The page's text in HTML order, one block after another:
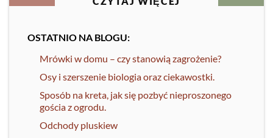
OSTATNIO NA BLOGU:
Mrówki w domu – czy stanowią zagrożenie?
Osy i szerszenie biologia oraz ciekawostki.
Sposób na kreta, jak się pozbyć nieproszonego
gościa z ogrodu.
Odchody pluskiew